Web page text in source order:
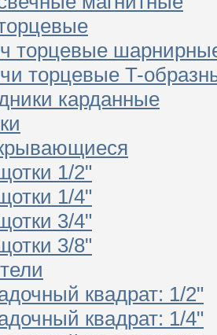
торцевые
торцевые T-
карданные
1/2"
1/4"
3/4"
3/8"
квадрат: 1/2"
квадрат: 1/4"